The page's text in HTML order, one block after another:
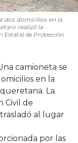
dos domicilios en la
realizó la
Estatal de Protección
camioneta se
en la
La
Civil de
al lugar
por las